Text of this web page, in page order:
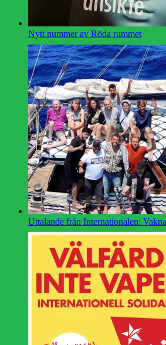
Nytt nummer av Röda rummet
Uttalande från Internationalen: